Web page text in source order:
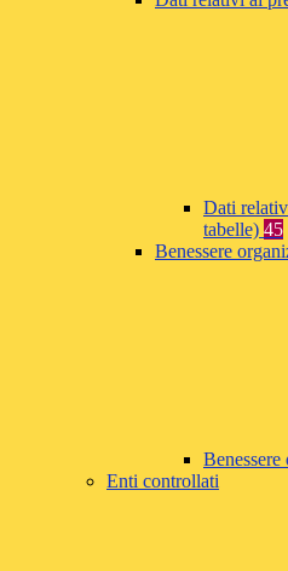
Dati
tabelle) 45
Benessere
Enti controllati